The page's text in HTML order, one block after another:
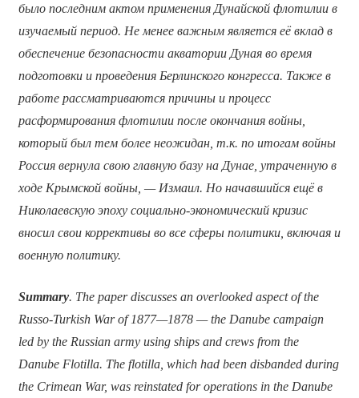
было последним актом применения Дунайской флотилии в
изучаемый период. Не менее важным является её вклад в
обеспечение безопасности акватории Дуная во время
подготовки и проведения Берлинского конгресса. Также в
работе рассматриваются причины и процесс
расформирования флотилии после окончания войны,
который был тем более неожидан, т.к. по итогам войны
Россия вернула свою главную базу на Дунае, утраченную в
ходе Крымской войны, — Измаил. Но начавшийся ещё в
Николаевскую эпоху социально-экономический кризис
вносил свои коррективы во все сферы политики, включая и
военную политику.
Summary. The paper discusses an overlooked aspect of the
Russo-Turkish War of 1877—1878 — the Danube campaign
led by the Russian army using ships and crews from the
Danube Flotilla. The flotilla, which had been disbanded during
the Crimean War, was reinstated for operations in the Danube